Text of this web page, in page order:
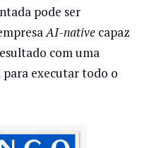
pode ser
AI-nativecapaz
com uma
executar todo o